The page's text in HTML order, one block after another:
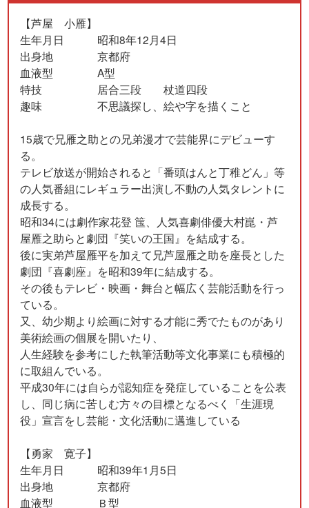
【芦屋 小雁】
生年月日 昭和8年12月4日
出身地 京都府
血液型 A型
特技 居合三段 杖道四段
趣味 不思議探し、絵や字を描くこと
15歳で兄雁之助との兄弟漫才で芸能界にデビューす
る。
テレビ放送が開始されると「番頭はんと丁稚どん」等
の人気番組にレギュラー出演し不動の人気タレントに
成長する。
昭和34には劇作家花登 筺、人気喜劇俳優大村崑・芦
屋雁之助らと劇団『笑いの王国』を結成する。
後に実弟芦屋雁平を加えて兄芦屋雁之助を座長とした
劇団『喜劇座』を昭和39年に結成する。
その後もテレビ・映画・舞台と幅広く芸能活動を行っ
ている。
又、幼少期より絵画に対する才能に秀でたものがあり
美術絵画の個展を開いたり、
人生経験を参考にした執筆活動等文化事業にも積極的
に取組んでいる。
平成30年には自らが認知症を発症していることを公表
し、同じ病に苦しむ方々の目標となるべく「生涯現
役」宣言をし芸能・文化活動に邁進している
【勇家 寛子】
生年月日 昭和39年1月5日
出身地 京都府
血液型 Ｂ型